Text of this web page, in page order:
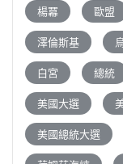
楊冪 歐盟
澤倫斯基
白宮 總統
美國大選
美國總統大選